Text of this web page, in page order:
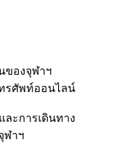
ของจุฬาฯ
รศัพท์ออนไลน์
ละการเดินทาง
ฬาฯ